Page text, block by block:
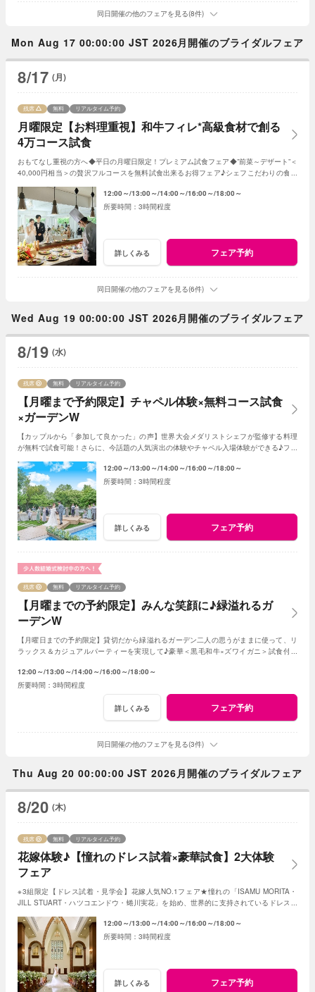
同日開催の他のフェアを見る(8件)
Mon Aug 17 00:00:00 JST 2026月開催のブライダルフェア
8/17 (月)
月曜限定【お料理重視】和牛フィレ*高級食材で創る
4万コース試食
残席 無料 リアルタイム予約
おもてなし重視の方へ◆平日の月曜日限定！プレミアム試食フェア◆”前菜～デザート”＜
40,000円相当＞の贅沢フルコースを無料試食出来るお得フェア♪シェフこだわりの食材
12:00～ 13:00～ 14:00～ 16:00～ 18:00～
3時間程度
詳しくみる フェア予約
同日開催の他のフェアを見る(6件)
Wed Aug 19 00:00:00 JST 2026月開催のブライダルフェア
8/19 (水)
【月曜まで予約限定】チャペル体験×無料コース試食
×ガーデンW
残席 無料 リアルタイム予約
【カップルから「参加して良かった」の声】世界大会メダリストシェフが監修する料理
が無料で試食可能！さらに、今話題の人気演出の体験やチャペル入場体験ができる♪フェ
12:00～ 13:00～ 14:00～ 16:00～ 18:00～
3時間程度
詳しくみる フェア予約
【月曜までの予約限定】みんな笑顔に♪緑溢れるガ
ーデンW
残席 無料 リアルタイム予約
【月曜日までの予約限定】貸切だから緑溢れるガーデン二人の思うがままに使って、リ
ラックス＆カジュアルパーティーを実現して♪豪華＜黒毛和牛×ズワイガニ＞試食付き
12:00～ 13:00～ 14:00～ 16:00～ 18:00～
3時間程度
詳しくみる フェア予約
同日開催の他のフェアを見る(3件)
Thu Aug 20 00:00:00 JST 2026月開催のブライダルフェア
8/20 (木)
花嫁体験♪【憧れのドレス試着×豪華試食】2大体験
フェア
残席 無料 リアルタイム予約
※3組限定【ドレス試着・見学会】花嫁人気NO.1フェア★憧れの「ISAMU MORITA・
JILL STUART・ハツコエンドウ・蜷川実花」を始め、世界的に支持されているドレスと
12:00～ 13:00～ 14:00～ 16:00～ 18:00～
3時間程度
詳しくみる フェア予約